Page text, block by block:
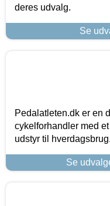
deres udvalg.
Se
Pedalatleten.dk er en
cykelforhandler med
udstyr til
Se